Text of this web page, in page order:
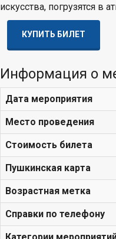
искусства, погрузятся в
КУПИТЬ БИЛЕТ
Информация о
Дата мероприятия
Место проведения
Стоимость билета
Пушкинская карта
Возрастная метка
Справки по телефону